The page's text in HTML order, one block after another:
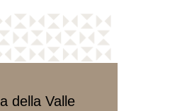
della Valle